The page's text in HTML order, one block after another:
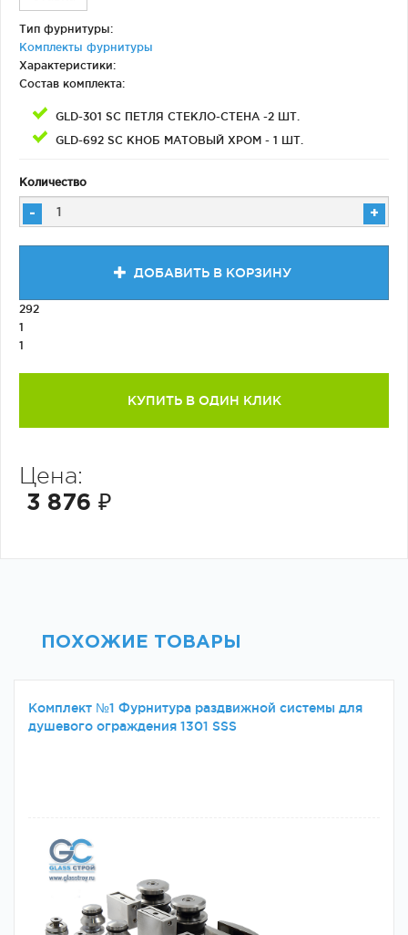
Тип фурнитуры:
Комплекты фурнитуры
Характеристики:
Состав комплекта:
GLD-301 SС ПЕТЛЯ СТЕКЛО-СТЕНА -2 ШТ.
GLD-692 SC КНОБ МАТОВЫЙ ХРОМ - 1 ШТ.
Количество
- +
ДОБАВИТЬ В КОРЗИНУ
292
1
1
КУПИТЬ В ОДИН КЛИК
Цена:
3 876 ₽
ПОХОЖИЕ ТОВАРЫ
Комплект №1 Фурнитура раздвижной системы для
душевого ограждения 1301 SSS